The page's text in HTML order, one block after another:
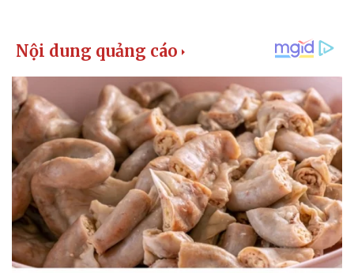
Bóng đá
Lịch thi đấu bóng đá
Thế giới thể thao
eSports
Hậu trường
Tư vấn